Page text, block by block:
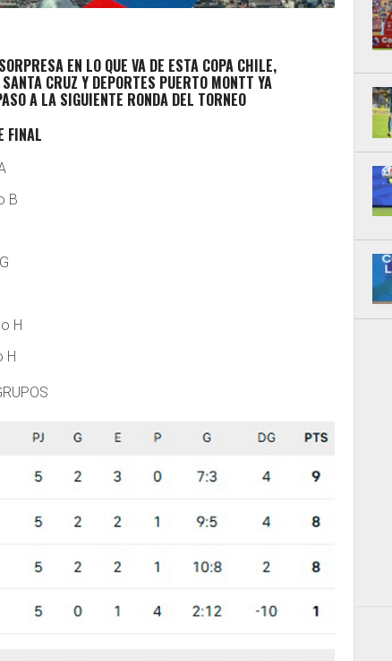
EN LO QUE VA DE ESTA COPA CHILE,
CRUZ Y DEPORTES PUERTO MONTT YA
A LA SIGUIENTE RONDA DEL TORNEO
FINAL
B
H
H